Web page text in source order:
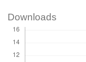
Downloads